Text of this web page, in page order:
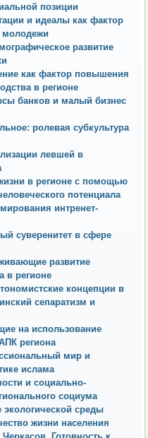
позиции
и идеалы как фактор
молодежи
развитие
как фактор повышения
в регионе
банков и малый бизнес
ролевая субкультура
левшей в
в регионе с помощью
потенциала
интренет-
суверенитет в сфере
развитие
в регионе
концепции в
сепаратизм и
на использование
региона
мир и
ислама
и социально-
социума
среды
жизни населения
Готовность к